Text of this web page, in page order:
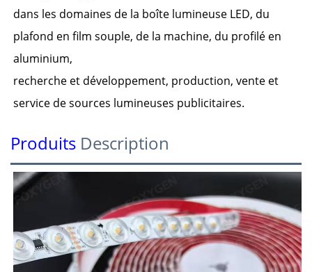
dans les domaines de la boîte lumineuse LED, du
plafond en film souple, de la machine, du profilé en
aluminium,
recherche et développement, production, vente et
service de sources lumineuses publicitaires.
Produits Description